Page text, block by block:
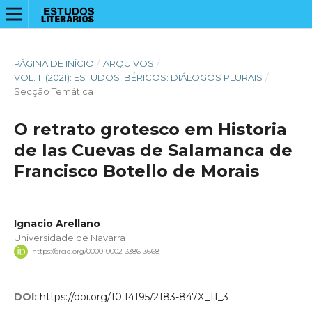
PÁGINA DE INÍCIO / ARQUIVOS /
VOL. 11 (2021): ESTUDOS IBÉRICOS: DIÁLOGOS PLURAIS /
Secção Temática
O retrato grotesco em Historia
de las Cuevas de Salamanca de
Francisco Botello de Morais
Ignacio Arellano
Universidade de Navarra
https://orcid.org/0000-0002-3386-3668
DOI: https://doi.org/10.14195/2183-847X_11_3